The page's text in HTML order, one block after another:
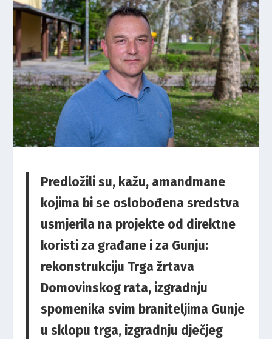
Predložili su, kažu, amandmane
kojima bi se oslobođena sredstva
usmjerila na projekte od direktne
koristi za građane i za Gunju:
rekonstrukciju Trga žrtava
Domovinskog rata, izgradnju
spomenika svim braniteljima Gunje
u sklopu trga, izgradnju dječjeg